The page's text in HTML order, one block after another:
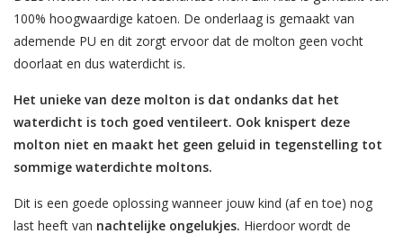
100% hoogwaardige katoen. De onderlaag is gemaakt van
ademende PU en dit zorgt ervoor dat de molton geen vocht
doorlaat en dus waterdicht is.
Het unieke van deze molton is dat ondanks dat het
waterdicht is toch goed ventileert. Ook knispert deze
molton niet en maakt het geen geluid in tegenstelling tot
sommige waterdichte moltons.
Dit is een goede oplossing wanneer jouw kind (af en toe) nog
last heeft van nachtelijke ongelukjes. Hierdoor wordt de